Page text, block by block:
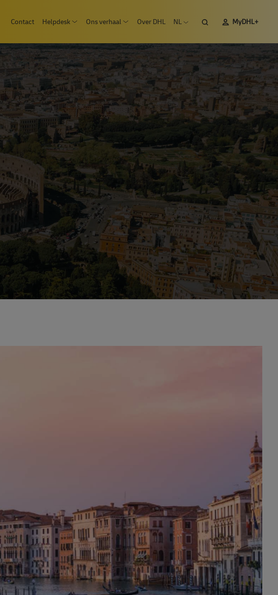
Contact Helpdesk Ons verhaal Over DHL NL MyDHL+